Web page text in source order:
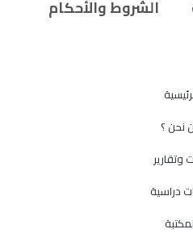
الشروط والأحكام
نحن ؟
وتقارير
دراسية